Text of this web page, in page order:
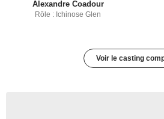
Alexandre Coadour
Rôle : Ichinose Glen
Voir le casting